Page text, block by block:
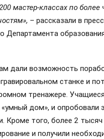
мастер-классах по более
– рассказали в
Департамента
дали возможность
станке и
тренажере.
дом», и опробовали
Кроме того, более 2
и получили